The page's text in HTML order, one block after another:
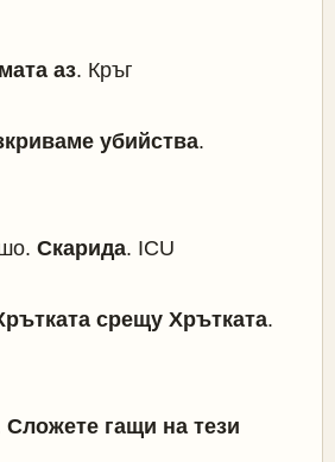
аз. Кръг
убийства.
Скарида. ICU
срещу Хрътката.
Сложете гащи на тези